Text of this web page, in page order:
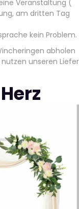
Veranstaltung (
am dritten Tag
kein Problem.
abholen
unseren Liefer